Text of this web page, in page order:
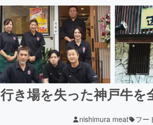
行き場を失った神戸牛を
nishimura meat フー